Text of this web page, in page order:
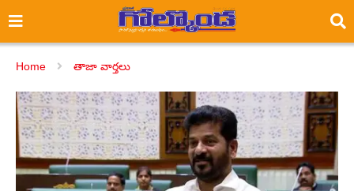
Home తాజా వార్తలు